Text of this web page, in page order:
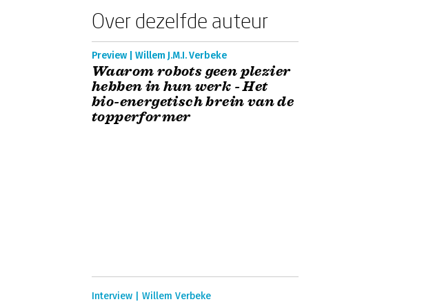
Over dezelfde auteur
Preview | Willem J.M.I. Verbeke
Waarom robots geen plezier
hebben in hun werk - Het
bio-energetisch brein van de
topperformer
Interview | Willem Verbeke